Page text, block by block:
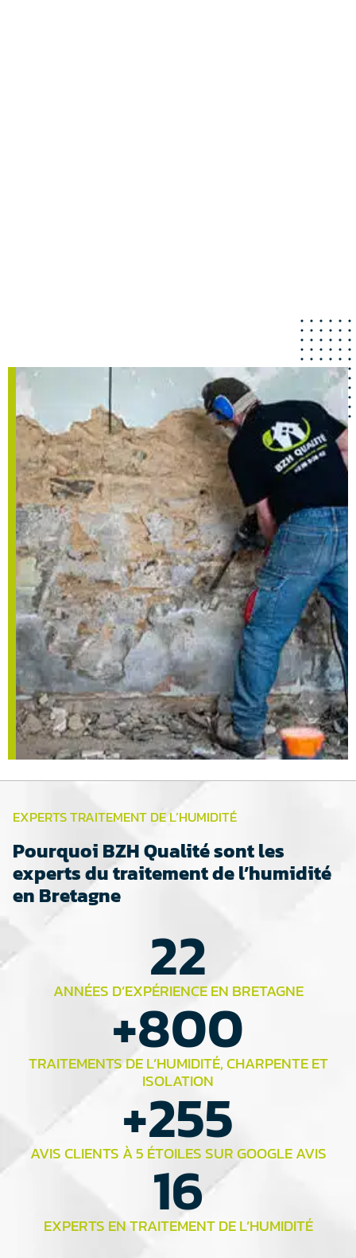
EXPERTS TRAITEMENT DE L’HUMIDITÉ
Pourquoi BZH Qualité sont les
experts du traitement de l’humidité
en Bretagne
ANNÉES D’EXPÉRIENCE EN BRETAGNE
22
TRAITEMENTS DE L’HUMIDITÉ, CHARPENTE ET
ISOLATION
+800
AVIS CLIENTS À 5 ÉTOILES SUR GOOGLE AVIS
+255
EXPERTS EN TRAITEMENT DE L’HUMIDITÉ
16